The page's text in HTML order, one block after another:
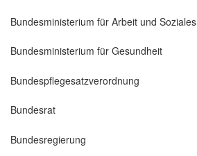
Bundesministerium für Arbeit und Soziales
Bundesministerium für Gesundheit
Bundespflegesatzverordnung
Bundesrat
Bundesregierung